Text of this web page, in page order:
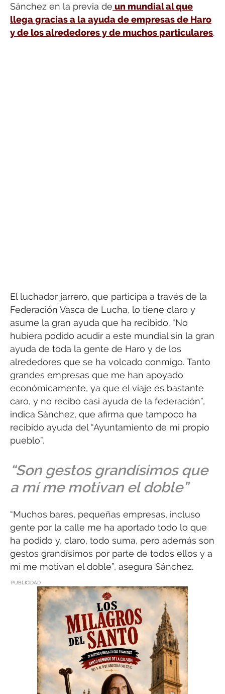
Sánchez en la previa de un mundial al que
llega gracias a la ayuda de empresas de Haro
y de los alrededores y de muchos particulares.
El luchador jarrero, que participa a través de la
Federación Vasca de Lucha, lo tiene claro y
asume la gran ayuda que ha recibido. “No
hubiera podido acudir a este mundial sin la gran
ayuda de toda la gente de Haro y de los
alrededores que se ha volcado conmigo. Tanto
grandes empresas que me han apoyado
económicamente, ya que el viaje es bastante
caro, y no recibo casi ayuda de la federación”,
indica Sánchez, que afirma que tampoco ha
recibido ayuda del “Ayuntamiento de mi propio
pueblo”.
“Son gestos grandísimos que
a mí me motivan el doble”
“Muchos bares, pequeñas empresas, incluso
gente por la calle me ha aportado todo lo que
ha podido y, claro, todo suma, pero además son
gestos grandísimos por parte de todos ellos y a
mí me motivan el doble”, asegura Sánchez.
PUBLICIDAD